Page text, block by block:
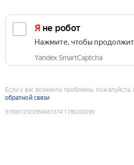
Я не робот
Нажмите, чтобы
Yandex SmartCaptcha
Если у вас возникли проблемы, пожалуйста,
обратной связи
9190012502954661374:1786209299